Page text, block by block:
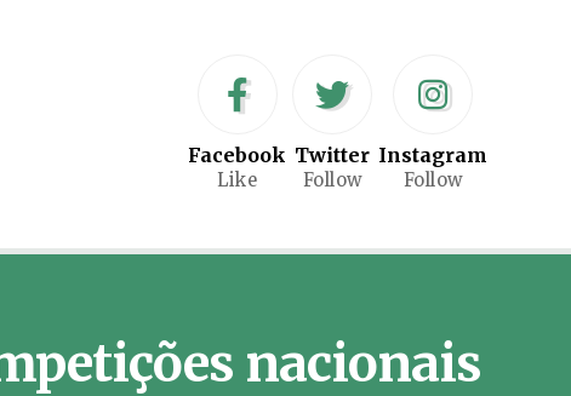
Facebook
Like
Twitter
Follow
Instagram
Follow
nacionais